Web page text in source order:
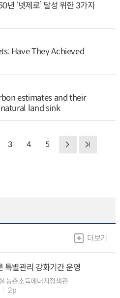
‘넷제로’ 달성 위한 3가지
Have They Achieved
estimates and their
land sink
3 4 5
더보기
특별관리 강화기간 운영
농촌소득에너지정책관
2p